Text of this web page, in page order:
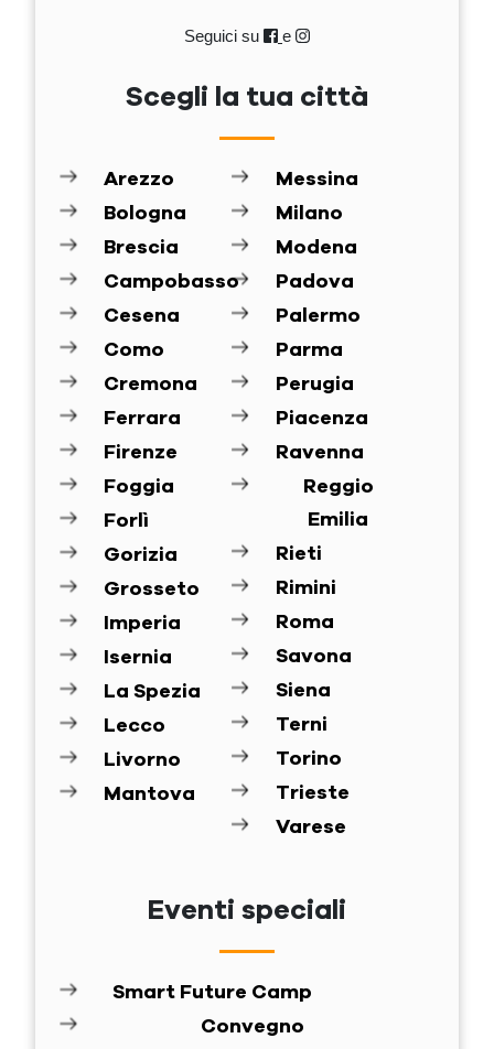
Seguici su e
Scegli la tua città
Arezzo
Bologna
Brescia
Campobasso
Cesena
Como
Cremona
Ferrara
Firenze
Foggia
Forlì
Gorizia
Grosseto
Imperia
Isernia
La Spezia
Lecco
Livorno
Mantova
Messina
Milano
Modena
Padova
Palermo
Parma
Perugia
Piacenza
Ravenna
Reggio
Emilia
Rieti
Rimini
Roma
Savona
Siena
Terni
Torino
Trieste
Varese
Eventi speciali
Smart Future Camp
Convegno